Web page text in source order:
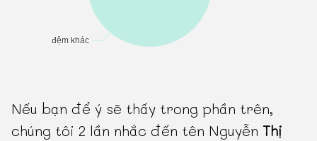
Nếu bạn để ý sẽ thấy trong phần trên,
chúng tôi 2 lần nhắc đến tên Nguyễn Thị